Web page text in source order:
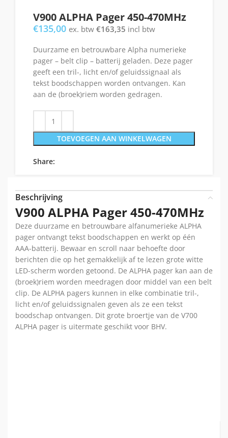
V900 ALPHA Pager 450-470MHz
€135,00 ex. btw €163,35 incl btw
Duurzame en betrouwbare Alpha numerieke
pager – belt clip – batterij geladen. Deze pager
geeft een tril-, licht en/of geluidssignaal als
tekst boodschappen worden ontvangen. Kan
aan de (broek)riem worden gedragen.
TOEVOEGEN AAN WINKELWAGEN
Share:
Beschrijving
V900 ALPHA Pager 450-470MHz
Deze duurzame en betrouwbare alfanumerieke ALPHA
pager ontvangt tekst boodschappen en werkt op één
AAA-batterij. Bewaar en scroll naar behoefte door
berichten die op het gemakkelijk af te lezen grote witte
LED-scherm worden getoond. De ALPHA pager kan aan de
(broek)riem worden meedragen door middel van een belt
clip. De ALPHA pagers kunnen in elke combinatie tril-,
licht en/of geluidssignalen geven als ze een tekst
boodschap ontvangen. Dit grote broertje van de V700
ALPHA pager is uitermate geschikt voor BHV.